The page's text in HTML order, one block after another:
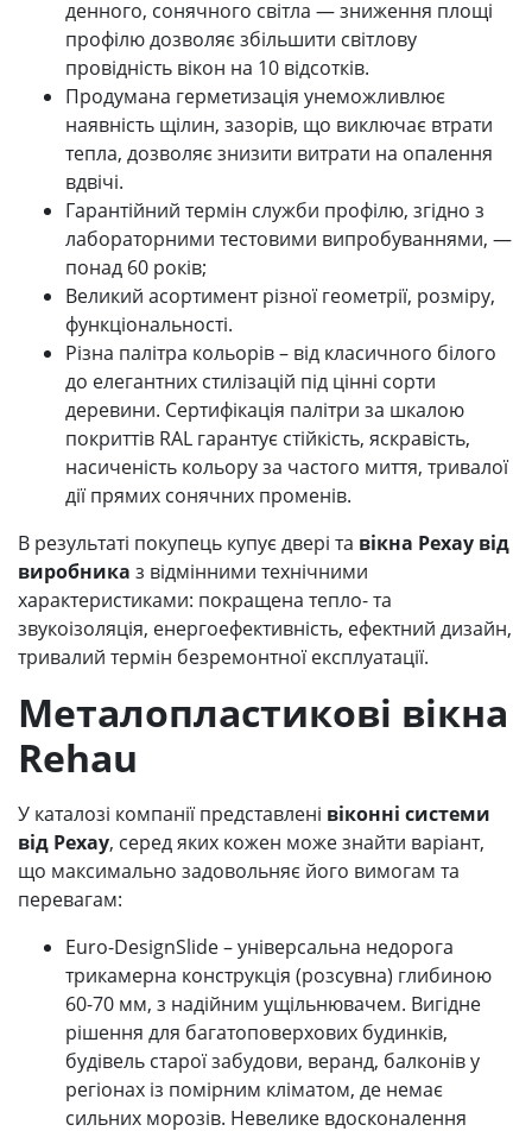
денного, сонячного світла — зниження площі
профілю дозволяє збільшити світлову
провідність вікон на 10 відсотків.
Продумана герметизація унеможливлює
наявність щілин, зазорів, що виключає втрати
тепла, дозволяє знизити витрати на опалення
вдвічі.
Гарантійний термін служби профілю, згідно з
лабораторними тестовими випробуваннями, —
понад 60 років;
Великий асортимент різної геометрії, розміру,
функціональності.
Різна палітра кольорів – від класичного білого
до елегантних стилізацій під цінні сорти
деревини. Сертифікація палітри за шкалою
покриттів RAL гарантує стійкість, яскравість,
насиченість кольору за частого миття, тривалої
дії прямих сонячних променів.
В результаті покупець купує двері та вікна Рехау від
виробника з відмінними технічними
характеристиками: покращена тепло- та
звукоізоляція, енергоефективність, ефектний дизайн,
тривалий термін безремонтної експлуатації.
Металопластикові вікна
Rehau
У каталозі компанії представлені віконні системи
від Рехау, серед яких кожен може знайти варіант,
що максимально задовольняє його вимогам та
перевагам:
Euro-DesignSlide – універсальна недорога
трикамерна конструкція (розсувна) глибиною
60-70 мм, з надійним ущільнювачем. Вигідне
рішення для багатоповерхових будинків,
будівель старої забудови, веранд, балконів у
регіонах із помірним кліматом, де немає
сильних морозів. Невелике вдосконалення